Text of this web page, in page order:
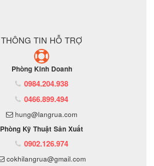
THÔNG TIN HỖ TRỢ
Phòng Kinh Doanh
0984.204.938
0466.899.494
hung@langrua.com
Phòng Kỹ Thuật Sản Xuất
0902.126.974
cokhilangrua@gmail.com